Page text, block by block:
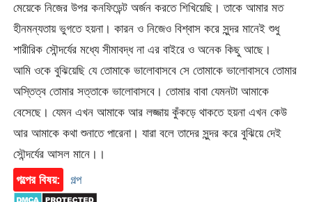
মেয়েকে নিজের উপর কনফিডেন্ট অর্জন করতে শিখিয়েছি। তাকে আমার মত
হীনমন্যতায় ভুগতে হয়না। কারন ও নিজেও বিশ্বাস করে সুন্দর মানেই শুধু
শারীরিক সৌন্দর্যের মধ্যে সীমাবদ্ধ না এর বাইরে ও অনেক কিছু আছে।
আমি ওকে বুঝিয়েছি যে তোমাকে ভালোবাসবে সে তোমাকে ভালোবাসবে তোমার
অস্তিত্ব তোমার সত্তাকে ভালোবাসবে। তোমার বাবা যেমনটা আমাকে
বেসেছে। যেমন এখন আমাকে আর লজ্জায় কুঁকড়ে থাকতে হয়না এখন কেউ
আর আমাকে কথা শুনাতে পারেনা। যারা বলে তাদের সুন্দর করে বুঝিয়ে দেই
সৌন্দর্যের আসল মানে।।
গল্পের বিষয়:
গল্প